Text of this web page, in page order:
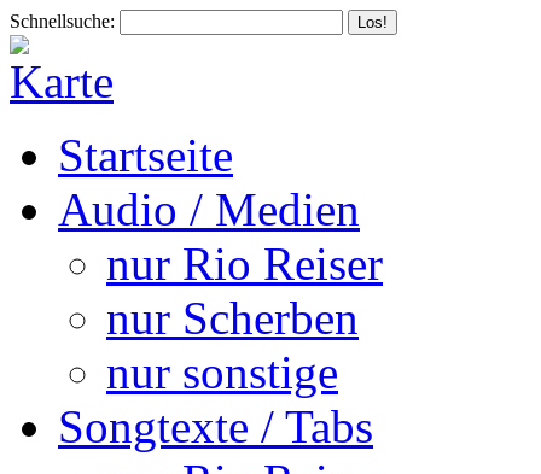
Schnellsuche:
Startseite
Audio / Medien
nur Rio Reiser
nur Scherben
nur sonstige
Songtexte / Tabs